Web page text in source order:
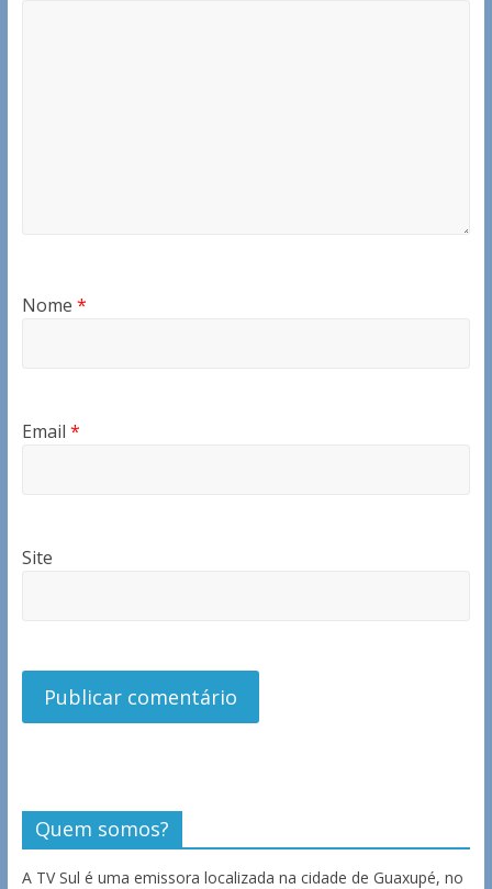
Nome *
Email *
Site
Quem somos?
A TV Sul é uma emissora localizada na cidade de Guaxupé, no